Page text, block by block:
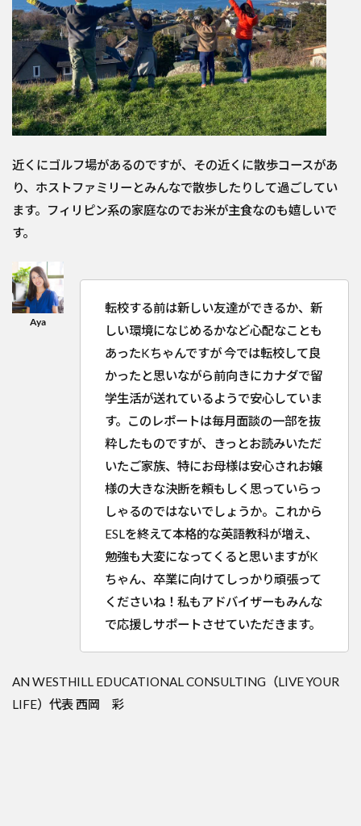
近くにゴルフ場があるのですが、その近くに散歩コースがあ
り、ホストファミリーとみんなで散歩したりして過ごしてい
ます。フィリピン系の家庭なのでお米が主食なのも嬉しいで
す。
転校する前は新しい友達ができるか、新
しい環境になじめるかなど心配なことも
あったKちゃんですが 今では転校して良
かったと思いながら前向きにカナダで留
学生活が送れているようで安心していま
す。このレポートは毎月面談の一部を抜
粋したものですが、きっとお読みいただ
いたご家族、特にお母様は安心されお嬢
様の大きな決断を頼もしく思っていらっ
しゃるのではないでしょうか。これから
ESLを終えて本格的な英語教科が増え、
勉強も大変になってくると思いますがK
ちゃん、卒業に向けてしっかり頑張って
くださいね！私もアドバイザーもみんな
で応援しサポートさせていただきます。
AN WESTHILL EDUCATIONAL CONSULTING（LIVE YOUR
LIFE）代表 西岡 彩